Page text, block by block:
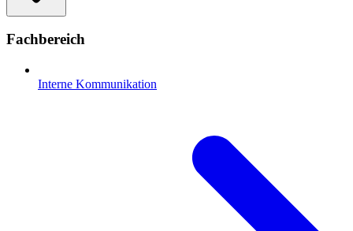
Fachbereich
Interne Kommunikation